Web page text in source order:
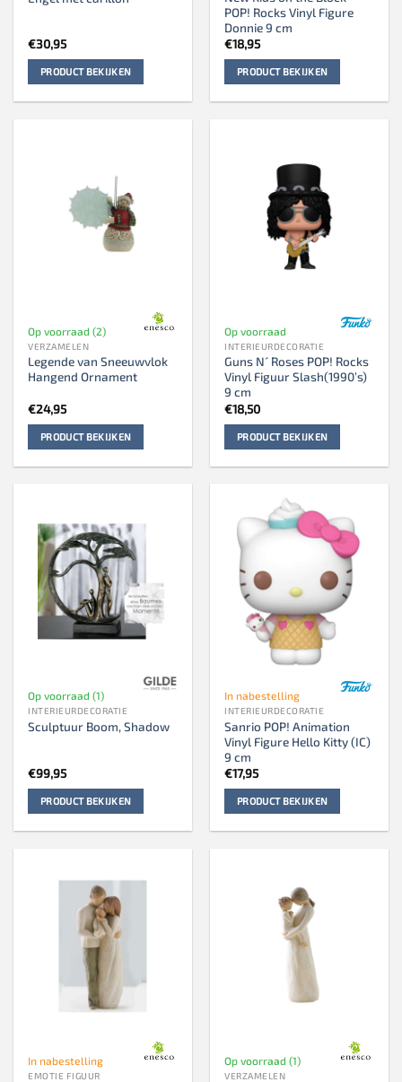
€30,95
PRODUCT BEKIJKEN
POP! Rocks Vinyl Figure
Donnie 9 cm
€18,95
PRODUCT BEKIJKEN
Op voorraad (2)
VERZAMELEN
Legende van Sneeuwvlok
Hangend Ornament
€24,95
PRODUCT BEKIJKEN
Op voorraad
INTERIEURDECORATIE
Guns N´ Roses POP! Rocks
Vinyl Figuur Slash(1990’s)
9 cm
€18,50
PRODUCT BEKIJKEN
Op voorraad (1)
INTERIEURDECORATIE
Sculptuur Boom, Shadow
€99,95
PRODUCT BEKIJKEN
In nabestelling
INTERIEURDECORATIE
Sanrio POP! Animation
Vinyl Figure Hello Kitty (IC)
9 cm
€17,95
PRODUCT BEKIJKEN
In nabestelling
EMOTIE FIGUUR
Op voorraad (1)
VERZAMELEN